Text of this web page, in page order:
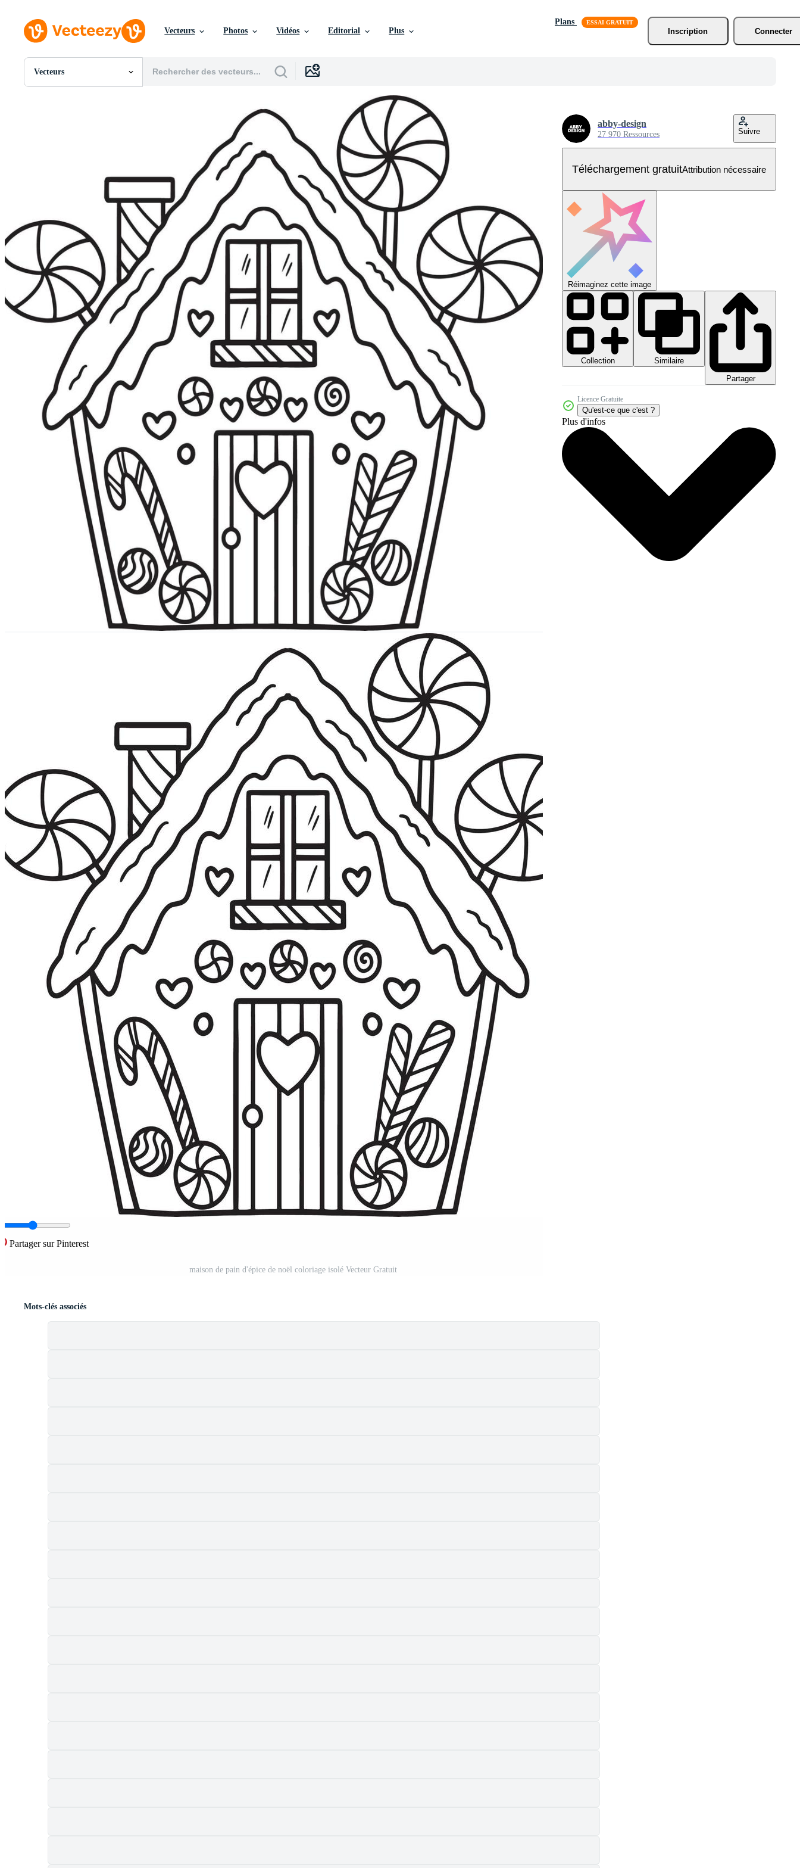
Vecteurs Photos Vidéos Editorial Plus
Plans
Inscription
Connecter
Vecteurs
Toutes Images
Images Éditoriales
Événements Éditoriaux
Partager sur Pinterest
maison de pain d'épice de noël coloriage isolé Vecteur Gratuit
abby-design
27 970 Ressources Suivre
Téléchargement gratuitAttribution nécessaire
Réimaginez cette image
Collection
Similaire
Partager
Licence Gratuite
Qu'est-ce que c'est ?
Plus d'infos
Mots-clés associés